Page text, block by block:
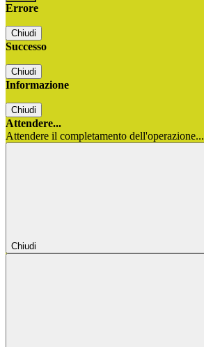
Errore
Chiudi
Successo
Chiudi
Informazione
Chiudi
Attendere...
Attendere il completamento dell'operazione...
Chiudi